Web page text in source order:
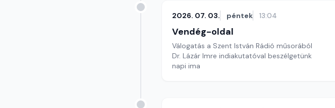
2026. 07. 03. péntek 13:04
Vendég-oldal
Válogatás a Szent István Rádió műsorából
Dr. Lázár Imre indiakutatóval beszélgetünk
napi ima